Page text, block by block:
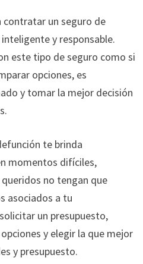
contratar un seguro de
y responsable.
este tipo de seguro como si
opciones, es
y tomar la mejor decisión
te brinda
momentos difíciles,
no tengan que
asociados a tu
un presupuesto,
y elegir la que mejor
y presupuesto.